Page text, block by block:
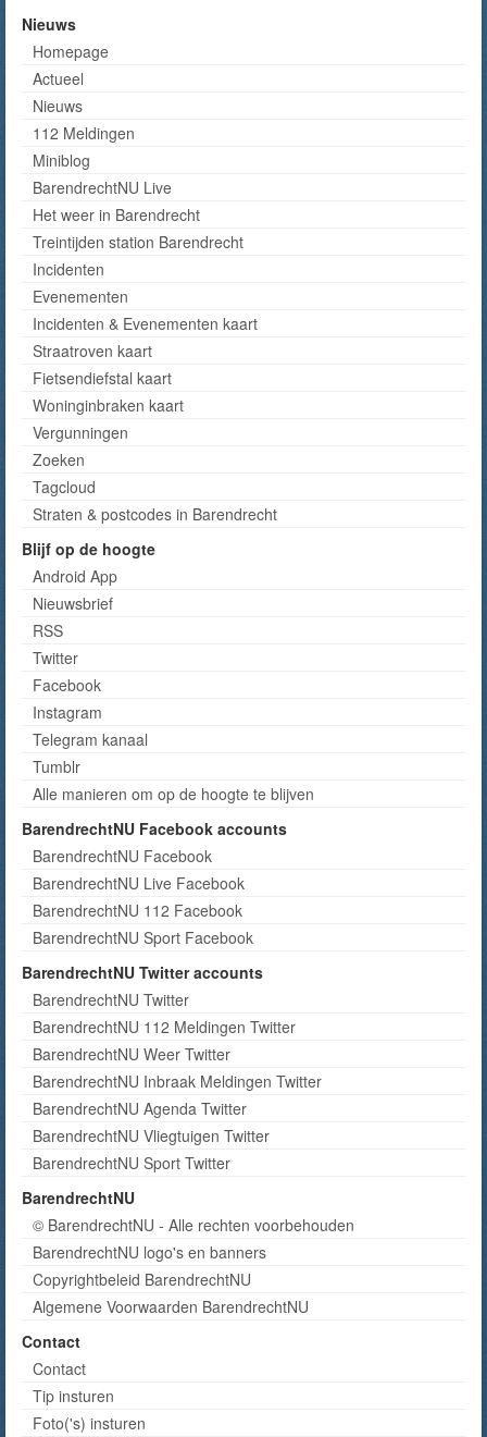
Nieuws
Homepage
Actueel
Nieuws
112 Meldingen
Miniblog
BarendrechtNU Live
Het weer in Barendrecht
Treintijden station Barendrecht
Incidenten
Evenementen
Incidenten & Evenementen kaart
Straatroven kaart
Fietsendiefstal kaart
Woninginbraken kaart
Vergunningen
Zoeken
Tagcloud
Straten & postcodes in Barendrecht
Blijf op de hoogte
Android App
Nieuwsbrief
RSS
Twitter
Facebook
Instagram
Telegram kanaal
Tumblr
Alle manieren om op de hoogte te blijven
BarendrechtNU Facebook accounts
BarendrechtNU Facebook
BarendrechtNU Live Facebook
BarendrechtNU 112 Facebook
BarendrechtNU Sport Facebook
BarendrechtNU Twitter accounts
BarendrechtNU Twitter
BarendrechtNU 112 Meldingen Twitter
BarendrechtNU Weer Twitter
BarendrechtNU Inbraak Meldingen Twitter
BarendrechtNU Agenda Twitter
BarendrechtNU Vliegtuigen Twitter
BarendrechtNU Sport Twitter
BarendrechtNU
© BarendrechtNU - Alle rechten voorbehouden
BarendrechtNU logo's en banners
Copyrightbeleid BarendrechtNU
Algemene Voorwaarden BarendrechtNU
Contact
Contact
Tip insturen
Foto('s) insturen